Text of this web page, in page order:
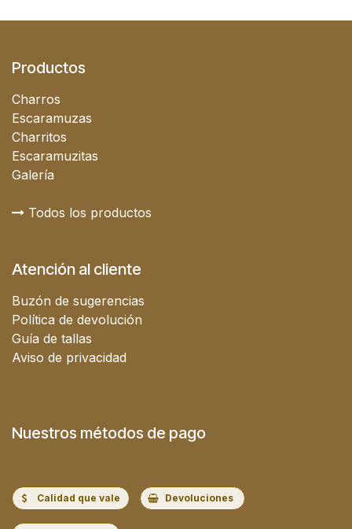
Productos
Charros
Escaramuzas
Charritos
Escaramuzitas
Galería
Todos los productos
Atención al cliente
Buzón de sugerencias
Política de devolución
Guía de tallas
Aviso de privacidad
Nuestros métodos de pago
Calidad que vale Devoluciones